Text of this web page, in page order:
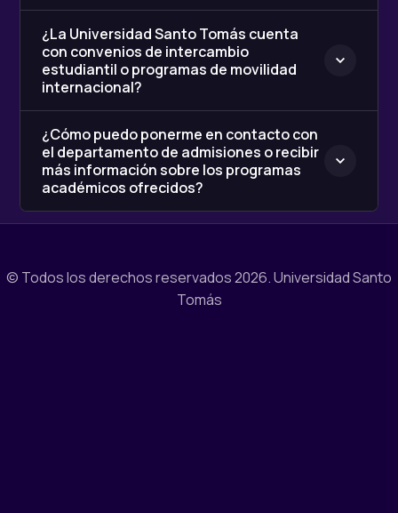
¿La Universidad Santo Tomás cuenta
con convenios de intercambio
estudiantil o programas de movilidad
internacional?
¿Cómo puedo ponerme en contacto con
el departamento de admisiones o recibir
más información sobre los programas
académicos ofrecidos?
© Todos los derechos reservados 2026.Universidad Santo
Tomás